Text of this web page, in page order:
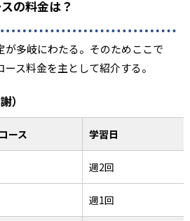
の料金は？
が多岐にわたる。そのためここで
ス料金を主として紹介する。
）
ース 学習日
週2回
週1回